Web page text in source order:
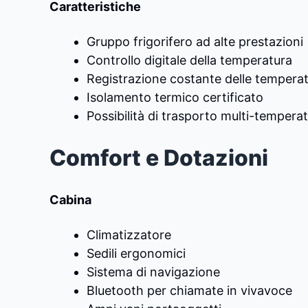
Caratteristiche
Gruppo frigorifero ad alte prestazioni
Controllo digitale della temperatura
Registrazione costante delle
Isolamento termico certificato
Possibilità di trasporto multi-
Comfort e Dotazioni
Cabina
Climatizzatore
Sedili ergonomici
Sistema di navigazione
Bluetooth per chiamate in vivavoce